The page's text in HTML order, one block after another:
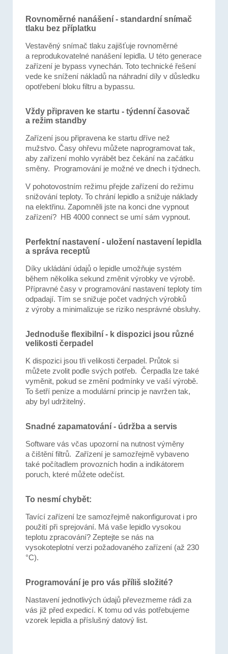
Rovnoměrné nanášení - standardní snímač
tlaku bez příplatku
Vestavěný snímač tlaku zajišťuje rovnoměrné
a reprodukovatelné nanášení lepidla. U této generace
zařízení je bypass vynechán. Toto technické řešení
vede ke snížení nákladů na náhradní díly v důsledku
opotřebení bloku filtru a bypassu.
Vždy připraven ke startu - týdenní časovač
a režim standby
Zařízení jsou připravena ke startu dříve než
mužstvo. Časy ohřevu můžete naprogramovat tak,
aby zařízení mohlo vyrábět bez čekání na začátku
směny. Programování je možné ve dnech i týdnech.
V pohotovostním režimu přejde zařízení do režimu
snižování teploty. To chrání lepidlo a snižuje náklady
na elektřinu. Zapomněli jste na konci dne vypnout
zařízení? HB 4000 connect se umí sám vypnout.
Perfektní nastavení - uložení nastavení lepidla
a správa receptů
Díky ukládání údajů o lepidle umožňuje systém
během několika sekund změnit výrobky ve výrobě.
Přípravné časy v programování nastavení teploty tím
odpadají. Tím se snižuje počet vadných výrobků
z výroby a minimalizuje se riziko nesprávné obsluhy.
Jednoduše flexibilní - k dispozici jsou různé
velikosti čerpadel
K dispozici jsou tři velikosti čerpadel. Průtok si
můžete zvolit podle svých potřeb. Čerpadla lze také
vyměnit, pokud se změní podmínky ve vaší výrobě.
To šetří peníze a modulární princip je navržen tak,
aby byl udržitelný.
Snadné zapamatování - údržba a servis
Software vás včas upozorní na nutnost výměny
a čištění filtrů. Zařízení je samozřejmě vybaveno
také počítadlem provozních hodin a indikátorem
poruch, které můžete odečíst.
To nesmí chybět:
Tavící zařízení lze samozřejmě nakonfigurovat i pro
použití při sprejování. Má vaše lepidlo vysokou
teplotu zpracování? Zeptejte se nás na
vysokoteplotní verzi požadovaného zařízení (až 230
°C).
Programování je pro vás příliš složité?
Nastavení jednotlivých údajů převezmeme rádi za
vás již před expedicí. K tomu od vás potřebujeme
vzorek lepidla a příslušný datový list.